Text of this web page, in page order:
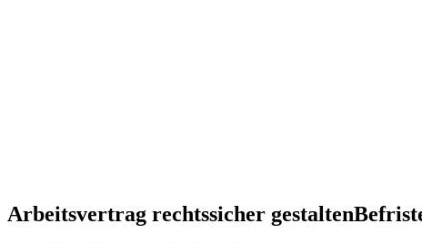
Arbeitsvertrag rechtssicher gestalten